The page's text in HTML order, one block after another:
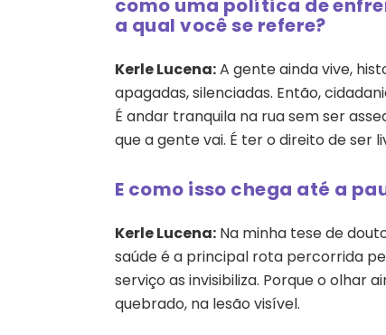
a qual você se refere?
Kerle Lucena:A gente ainda vive,
apagadas, silenciadas. Então,
É andar tranquila na rua sem ser
que a gente vai. É ter o direito de ser
E como isso chega até a
Kerle Lucena: Na minha tese de
saúde é a principal rota percorrida
serviço as invisibiliza. Porque o olhar
quebrado, na lesão visível.